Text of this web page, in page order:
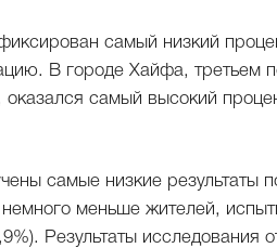
самый низкий
В городе Хайфа, третьем
оказался самый высокий
самые низкие результаты
немного меньше жителей,
Результаты